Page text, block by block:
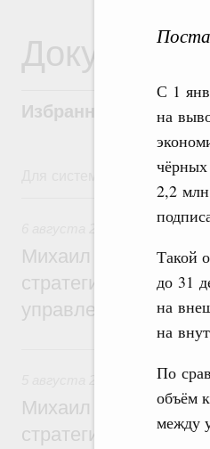
С 1
на
чёрных
2,2
Такой
до 31
на
на
По
объём
между
Документы
Избранные
Для системного поиска
Михаил Мишустин
стратегической
управления научно-
Вопросы
Михаил Мишустин
стратегической